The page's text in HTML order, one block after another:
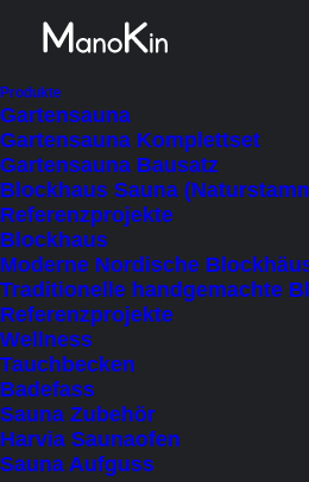
Produkte
Gartensauna
Gartensauna Komplettset
Gartensauna Bausatz
Blockhaus Sauna
Referenzprojekte
Blockhaus
Moderne Nordische
Traditionelle handgemachte
Referenzprojekte
Wellness
Tauchbecken
Badefass
Sauna Zubehör
Harvia Saunaofen
Sauna Aufguss
Sauna Bausatz mit
hochwertigem
Therma Premium M
€9.990